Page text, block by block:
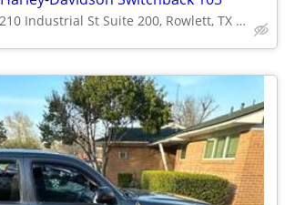
4210 Industrial St Suite 200, Rowlett, TX 75088